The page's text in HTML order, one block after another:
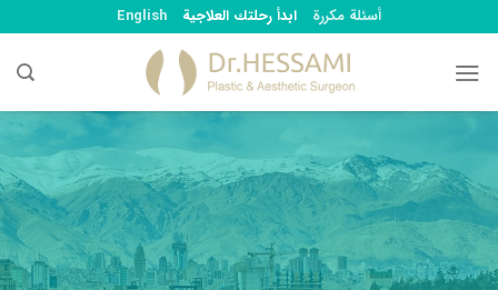
to
content
أسئلة مكررة ابدأ رحلتك العلاجية English